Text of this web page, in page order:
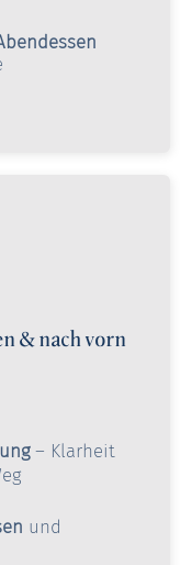
& nach vorn
– Klarheit
und